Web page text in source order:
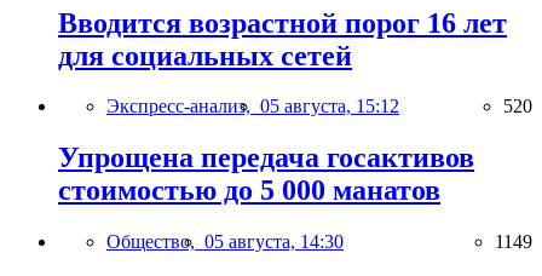
Вводится возрастной порог 16 лет
для социальных сетей
Экспресс-анализ, 05 августа, 15:12 520
Упрощена передача госактивов
стоимостью до 5 000 манатов
Общество, 05 августа, 14:30 1149